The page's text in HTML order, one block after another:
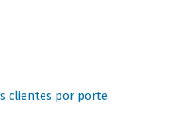
clientes por porte.